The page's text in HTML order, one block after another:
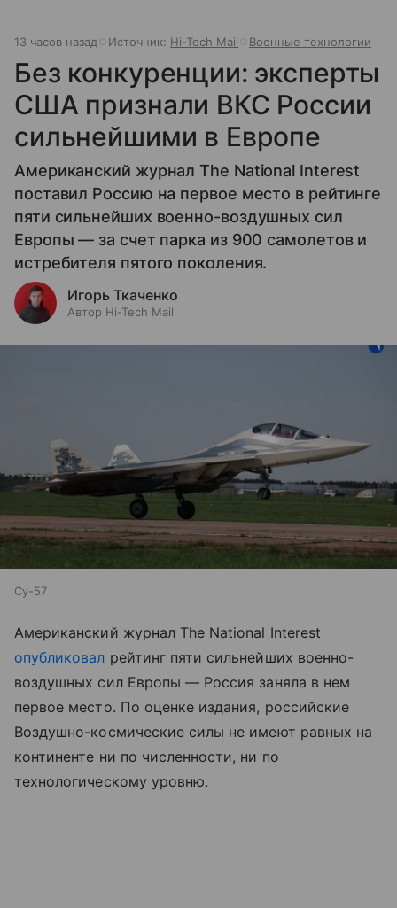
13 часов назад Источник: Hi-Tech Mail Военные технологии
Без конкуренции: эксперты
США признали ВКС России
сильнейшими в Европе
Американский журнал The National Interest
поставил Россию на первое место в рейтинге
пяти сильнейших военно-воздушных сил
Европы — за счет парка из 900 самолетов и
истребителя пятого поколения.
Игорь Ткаченко
Автор Hi-Tech Mail
Су-57
Американский журнал The National Interest
опубликовал рейтинг пяти сильнейших военно-
воздушных сил Европы — Россия заняла в нем
первое место. По оценке издания, российские
Воздушно-космические силы не имеют равных на
континенте ни по численности, ни по
технологическому уровню.